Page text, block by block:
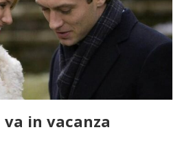
va in vacanza